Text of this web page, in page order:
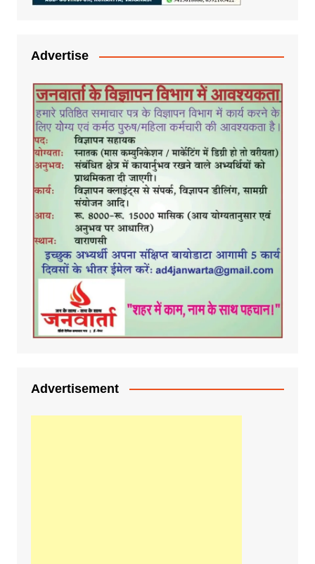
Advertise
Advertisement